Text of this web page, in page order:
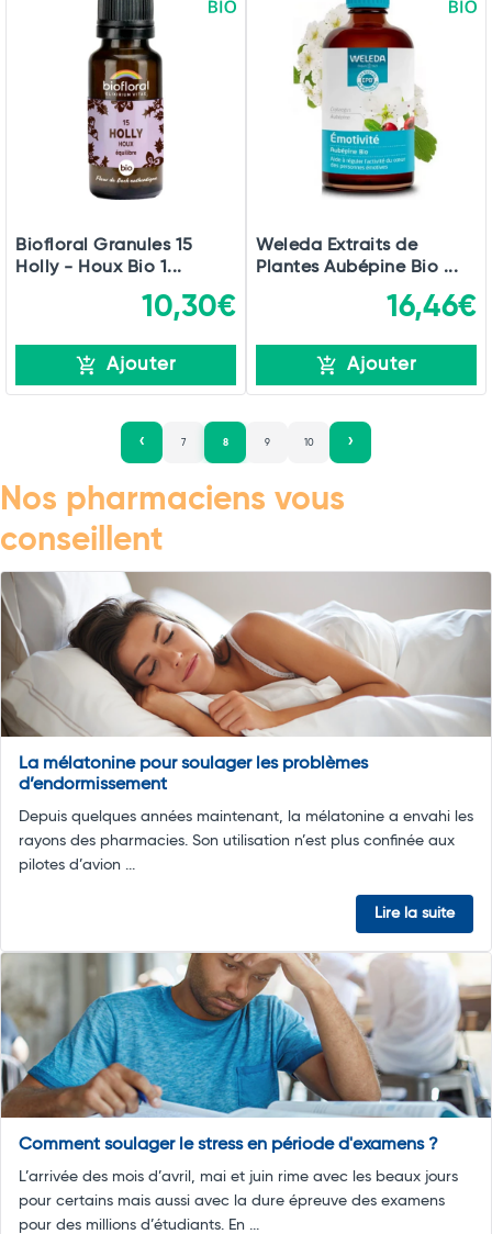
Biofloral Granules 15
Holly - Houx Bio 1...
10,30€
Ajouter
Weleda Extraits de
Plantes Aubépine Bio ...
16,46€
Ajouter
7 8 9 10
Nos pharmaciens vous
conseillent
La mélatonine pour soulager les problèmes
d’endormissement
Depuis quelques années maintenant, la mélatonine a envahi les
rayons des pharmacies. Son utilisation n’est plus confinée aux
pilotes d’avion ...
Lire la suite
Comment soulager le stress en période d'examens ?
L’arrivée des mois d’avril, mai et juin rime avec les beaux jours
pour certains mais aussi avec la dure épreuve des examens
pour des millions d’étudiants. En ...